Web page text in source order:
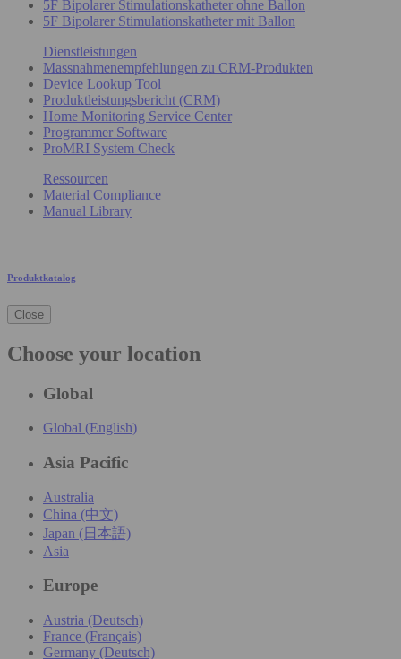
5F Bipolarer Stimulationskatheter ohne Ballon
5F Bipolarer Stimulationskatheter mit Ballon
Dienstleistungen
Massnahmenempfehlungen zu CRM-Produkten
Device Lookup Tool
Produktleistungsbericht (CRM)
Home Monitoring Service Center
Programmer Software
ProMRI System Check
Ressourcen
Material Compliance
Manual Library
Produktkatalog
Close
Choose your location
Global
Global (English)
Asia Pacific
Australia
China (中文)
Japan (日本語)
Asia
Europe
Austria (Deutsch)
France (Français)
Germany (Deutsch)